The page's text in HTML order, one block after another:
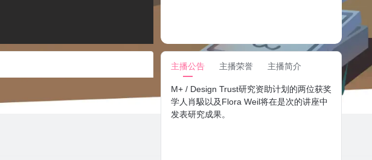
主播公告 主播荣誉 主播简介
M+ / Design Trust研究资助计划的两位获奖
学人肖馺以及Flora Weil将在是次的讲座中
发表研究成果。